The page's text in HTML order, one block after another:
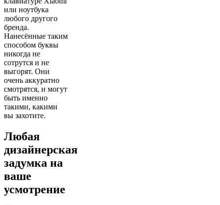
или ноутбука
любого другого
бренда.
Нанесённые таким
способом буквы
никогда не
сотрутся и не
выгорят. Они
очень аккуратно
смотрятся, и могут
быть именно
такими, какими
вы захотите.
Любая
дизайнерская
задумка на
ваше
усмотрение